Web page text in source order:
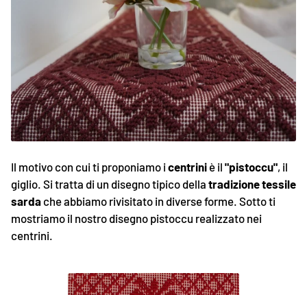
Il motivo con cui ti proponiamo icentrini è il "pistoccu", il
giglio. Si tratta di un disegno tipico della tradizione tessile
sarda che abbiamo rivisitato in diverse forme. Sotto ti
mostriamo il nostro disegno pistoccu realizzato nei
centrini.